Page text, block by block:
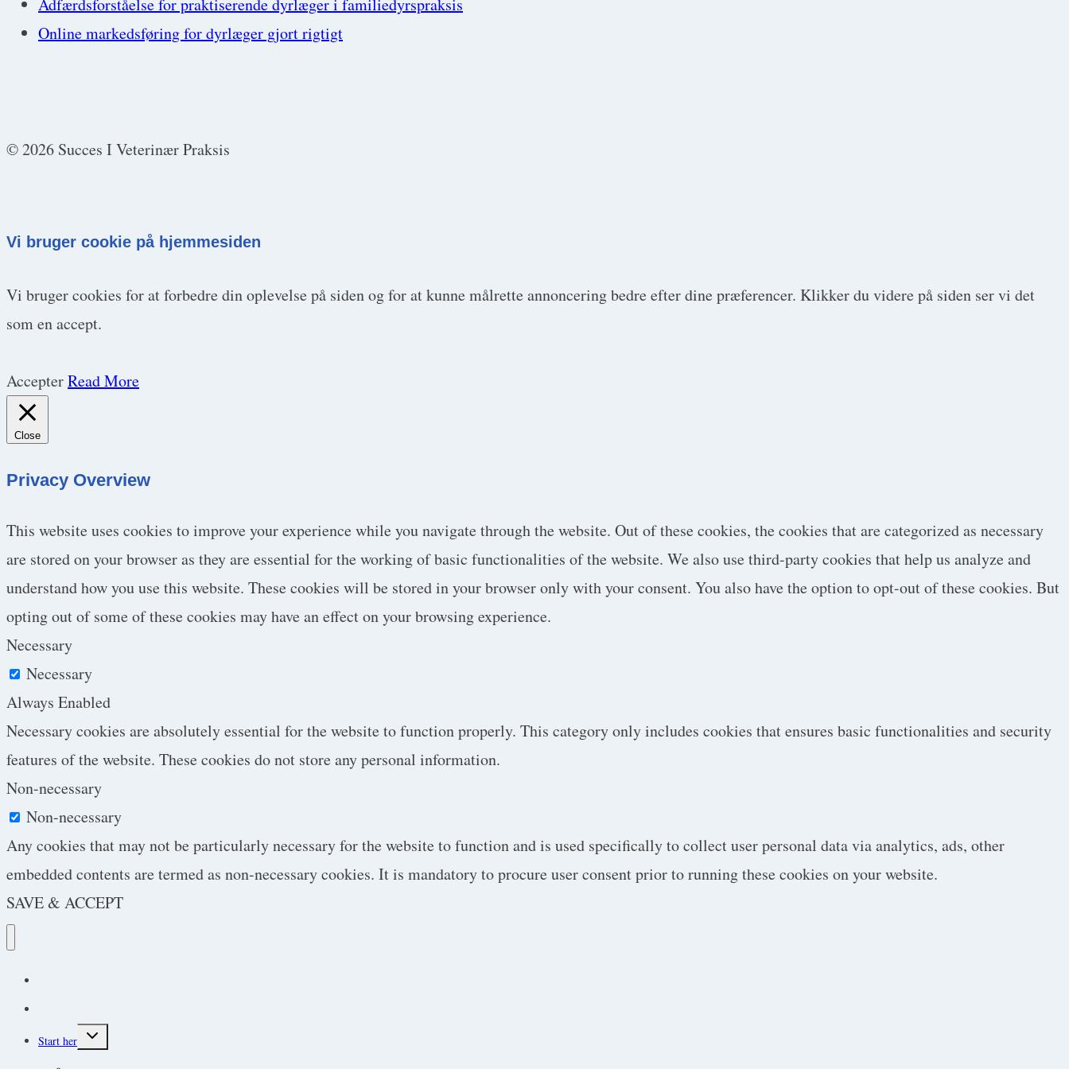
Adfærdsforståelse for praktiserende dyrlæger i familiedyrspraksis
Online markedsføring for dyrlæger gjort rigtigt
© 2026 Succes I Veterinær Praksis
Vi bruger cookie på hjemmesiden
Vi bruger cookies for at forbedre din oplevelse på siden og for at kunne målrette annoncering bedre efter dine præferencer. Klikker du videre på siden ser vi det
som en accept.
AccepterRead More
Close
Privacy Overview
This website uses cookies to improve your experience while you navigate through the website. Out of these cookies, the cookies that are categorized as necessary
are stored on your browser as they are essential for the working of basic functionalities of the website. We also use third-party cookies that help us analyze and
understand how you use this website. These cookies will be stored in your browser only with your consent. You also have the option to opt-out of these cookies. But
opting out of some of these cookies may have an effect on your browsing experience.
Necessary
Necessary
Always Enabled
Necessary cookies are absolutely essential for the website to function properly. This category only includes cookies that ensures basic functionalities and security
features of the website. These cookies do not store any personal information.
Non-necessary
Non-necessary
Any cookies that may not be particularly necessary for the website to function and is used specifically to collect user personal data via analytics, ads, other
embedded contents are termed as non-necessary cookies. It is mandatory to procure user consent prior to running these cookies on your website.
SAVE & ACCEPT
Start her
Toggle
child